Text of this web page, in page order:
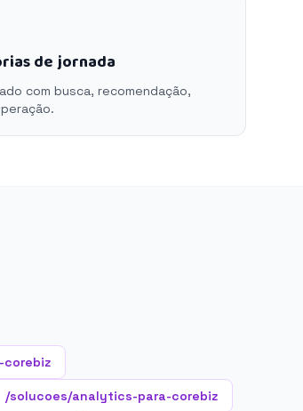
de jornada
com busca, recomendação,
corebiz
/solucoes/analytics-para-corebiz